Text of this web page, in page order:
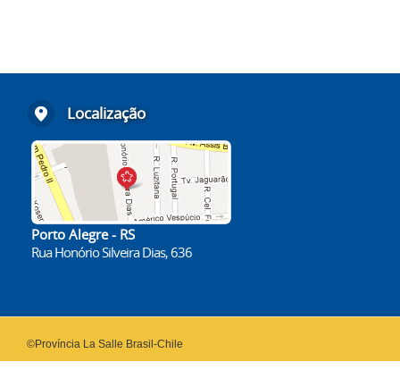
Localização
Porto Alegre - RS
Rua Honório Silveira Dias, 636
©Província La Salle Brasil-Chile